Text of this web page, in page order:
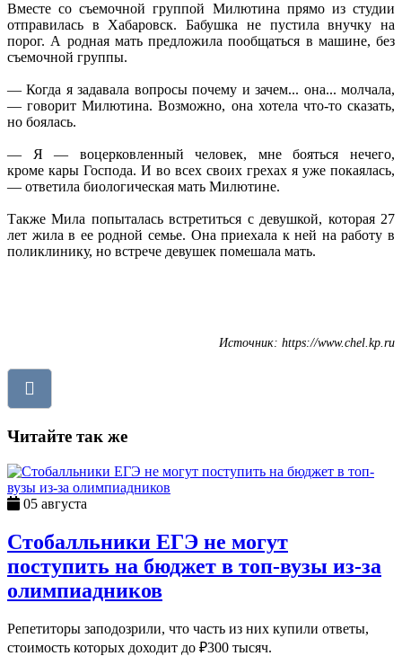
Вместе со съемочной группой Милютина прямо из студии
отправилась в Хабаровск. Бабушка не пустила внучку на
порог. А родная мать предложила пообщаться в машине, без
съемочной группы.
— Когда я задавала вопросы почему и зачем... она... молчала,
— говорит Милютина. Возможно, она хотела что-то сказать,
но боялась.
— Я — воцерковленный человек, мне бояться нечего,
кроме кары Господа. И во всех своих грехах я уже покаялась,
— ответила биологическая мать Милютине.
Также Мила попыталась встретиться с девушкой, которая 27
лет жила в ее родной семье. Она приехала к ней на работу в
поликлинику, но встрече девушек помешала мать.
Источник: https://www.chel.kp.ru
Читайте так же
05 августа
Стобалльники ЕГЭ не могут
поступить на бюджет в топ-вузы из-за
олимпиадников
Репетиторы заподозрили, что часть из них купили ответы,
стоимость которых доходит до ₽300 тысяч.